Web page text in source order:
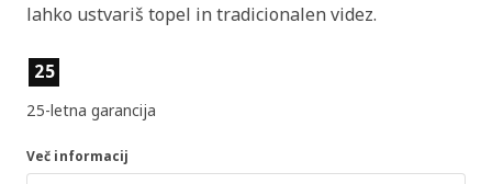
lahko ustvariš topel in tradicionalen videz.
Lastnosti izdelka
25
25-letna garancija
Več informacij